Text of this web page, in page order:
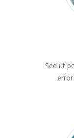
Sed ut